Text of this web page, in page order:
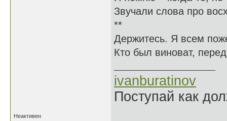
Звучали слова про
**
Держитесь. Я всем
Кто был виноват,
ivanburatinov
Поступай как
Неактивен